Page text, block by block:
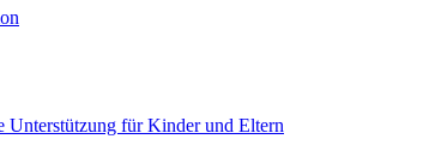
Unterstützung für Kinder und Eltern